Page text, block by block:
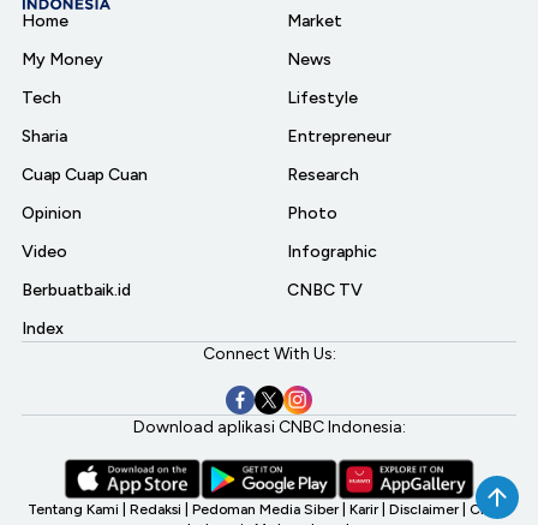
Home
My Money
Tech
Sharia
Cuap Cuap Cuan
Opinion
Video
Berbuatbaik.id
Index
Market
News
Lifestyle
Entrepreneur
Research
Photo
Infographic
CNBC TV
Connect With Us:
Download aplikasi CNBC Indonesia:
Tentang Kami Redaksi Pedoman Media Siber Karir Disclaimer CNBC